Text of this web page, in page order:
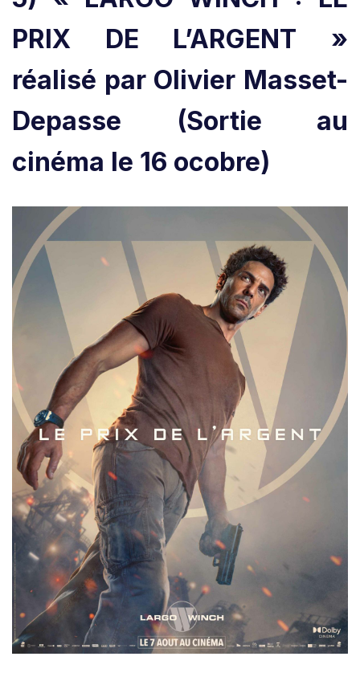
PRIX DE L’ARGENT »
réalisé par Olivier Masset-
Depasse (Sortie au
cinéma le 16 ocobre)